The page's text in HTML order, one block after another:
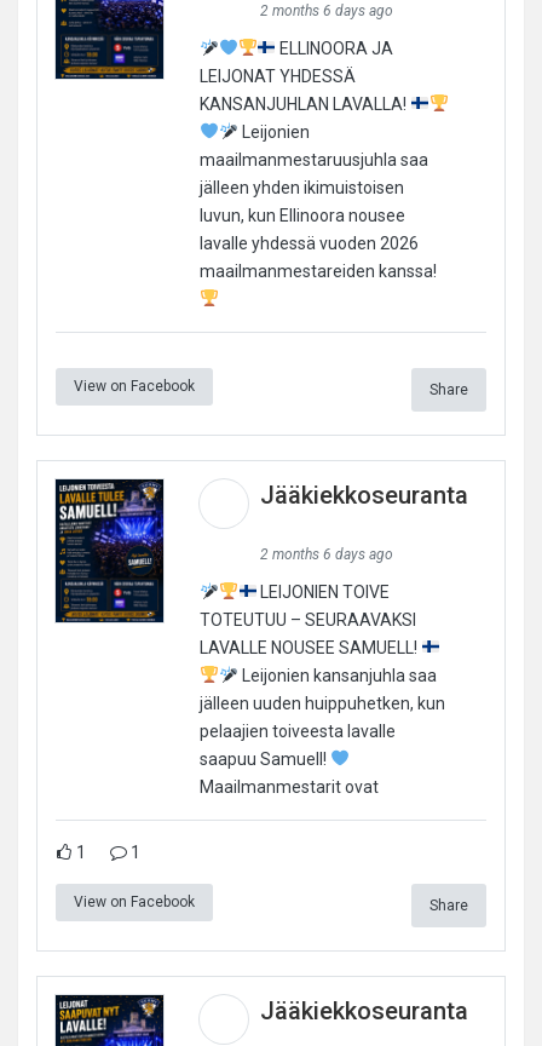
2 months 6 days ago
ELLINOORA JA
LEIJONAT YHDESSÄ
KANSANJUHLAN LAVALLA!
Leijonien
maailmanmestaruusjuhla saa
jälleen yhden ikimuistoisen
luvun, kun Ellinoora nousee
lavalle yhdessä vuoden 2026
maailmanmestareiden kanssa!
View on Facebook Share
Jääkiekkoseuranta
2 months 6 days ago
LEIJONIEN TOIVE
TOTEUTUU – SEURAAVAKSI
LAVALLE NOUSEE SAMUELL!
Leijonien kansanjuhla saa
jälleen uuden huippuhetken, kun
pelaajien toiveesta lavalle
saapuu Samuell!
Maailmanmestarit ovat
1 1
View on Facebook Share
Jääkiekkoseuranta